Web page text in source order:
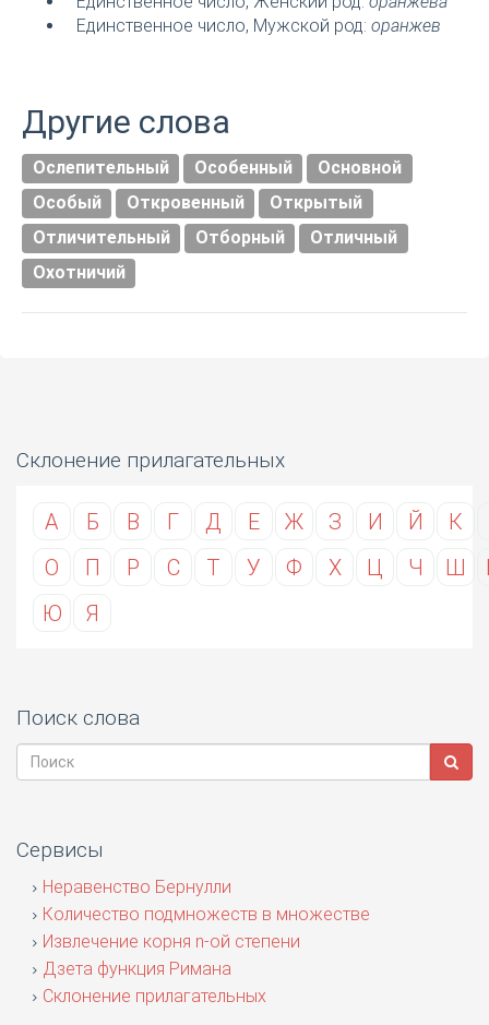
Единственное число, Мужской род: оранжев
Другие слова
Ослепительный Особенный
Основной
Особый
Откровенный
Открытый
Отличительный
Отборный
Отличный
Охотничий
Склонение прилагательных
А Б В Г Д Е Ж З И Й К
О
П Р С Т У Ф Х Ц Ч Ш
Ю
Я
Поиск слова
Сервисы
Неравенство Бернулли
Количество подмножеств в множестве
Извлечение корня n-ой степени
Дзета функция Римана
Склонение прилагательных